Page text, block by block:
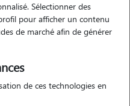
d'étudiant ingénieur
j'ai participé à son
Sélectionner des
pour afficher un contenu
de marché afin de générer
de ces technologies en